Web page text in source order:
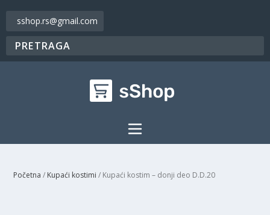
sshop.rs@gmail.com
Početna / Kupaći kostimi / Kupaći kostim – donji deo D.D.20